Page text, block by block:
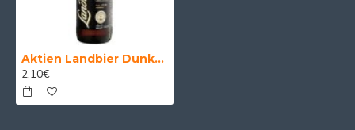
Aktien Landbier Dunkel 50 cl.
2,10€